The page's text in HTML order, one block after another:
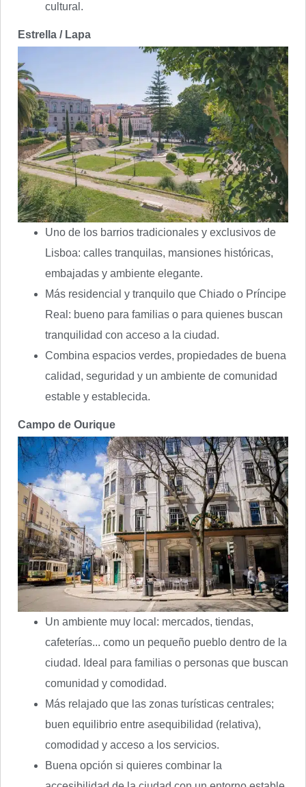
cultural.
Estrella / Lapa
Uno de los barrios tradicionales y exclusivos de
Lisboa: calles tranquilas, mansiones históricas,
embajadas y ambiente elegante.
Más residencial y tranquilo que Chiado o Príncipe
Real: bueno para familias o para quienes buscan
tranquilidad con acceso a la ciudad.
Combina espacios verdes, propiedades de buena
calidad, seguridad y un ambiente de comunidad
estable y establecida.
Campo de Ourique
Un ambiente muy local: mercados, tiendas,
cafeterías... como un pequeño pueblo dentro de la
ciudad. Ideal para familias o personas que buscan
comunidad y comodidad.
Más relajado que las zonas turísticas centrales;
buen equilibrio entre asequibilidad (relativa),
comodidad y acceso a los servicios.
Buena opción si quieres combinar la